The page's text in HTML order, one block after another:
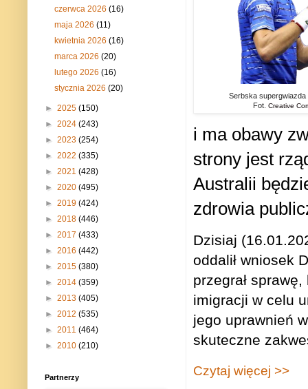
Serbska
Fot. Creative
i ma obawy
strony jest
Australii
zdrowia
Dzisiaj
oddalił wniosek
przegrał
imigracji w celu
jego uprawnień
skuteczne
Czytaj więcej >>
czerwca 2026(16)
maja 2026(11)
kwietnia 2026(16)
marca 2026(20)
lutego 2026(16)
stycznia 2026(20)
► 2025 (150)
► 2024 (243)
► 2023 (254)
► 2022 (335)
► 2021 (428)
► 2020 (495)
► 2019 (424)
► 2018 (446)
► 2017 (433)
► 2016 (442)
► 2015 (380)
► 2014 (359)
► 2013 (405)
► 2012 (535)
► 2011 (464)
► 2010 (210)
Partnerzy